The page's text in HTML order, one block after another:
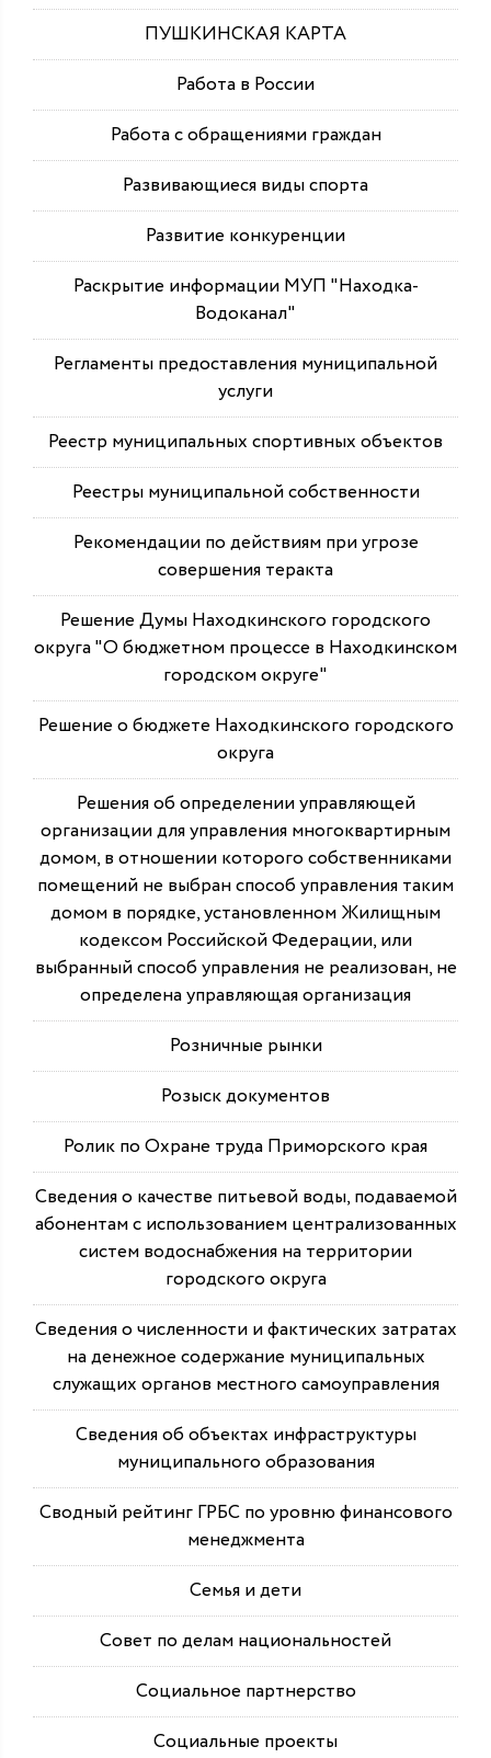
ПУШКИНСКАЯ КАРТА
Работа в России
Работа с обращениями граждан
Развивающиеся виды спорта
Развитие конкуренции
Раскрытие информации МУП "Находка-
Водоканал"
Регламенты предоставления муниципальной
услуги
Реестр муниципальных спортивных объектов
Реестры муниципальной собственности
Рекомендации по действиям при угрозе
совершения теракта
Решение Думы Находкинского городского
округа "О бюджетном процессе в Находкинском
городском округе"
Решение о бюджете Находкинского городского
округа
Решения об определении управляющей
организации для управления многоквартирным
домом, в отношении которого собственниками
помещений не выбран способ управления таким
домом в порядке, установленном Жилищным
кодексом Российской Федерации, или
выбранный способ управления не реализован, не
определена управляющая организация
Розничные рынки
Розыск документов
Ролик по Охране труда Приморского края
Сведения о качестве питьевой воды, подаваемой
абонентам с использованием централизованных
систем водоснабжения на территории
городского округа
Сведения о численности и фактических затратах
на денежное содержание муниципальных
служащих органов местного самоуправления
Сведения об объектах инфраструктуры
муниципального образования
Сводный рейтинг ГРБС по уровню финансового
менеджмента
Семья и дети
Совет по делам национальностей
Социальное партнерство
Социальные проекты